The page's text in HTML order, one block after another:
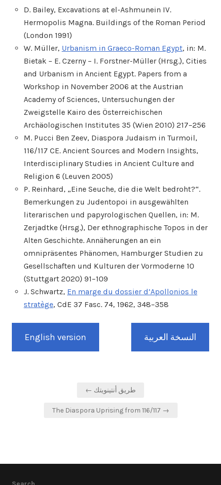
D. Bailey, Excavations at el-Ashmunein IV.
Hermopolis Magna. Buildings of the Roman Period
(London 1991)
W. Müller, Urbanism in Graeco-Roman Egypt, in: M.
Bietak – E. Czerny – I. Forstner-Müller (Hrsg.), Cities
and Urbanism in Ancient Egypt. Papers from a
Workshop in November 2006 at the Austrian
Academy of Sciences, Untersuchungen der
Zweigstelle Kairo des Österreichischen
Archäologischen Institutes 35 (Wien 2010) 217–256
M. Pucci Ben Zeev, Diaspora Judaism in Turmoil,
116/117 CE. Ancient Sources and Modern Insights,
Interdisciplinary Studies in Ancient Culture and
Religion 6 (Leuven 2005)
P. Reinhard, „Eine Seuche, die die Welt bedroht?“.
Bemerkungen zu Judentopoi in ausgewählten
literarischen und papyrologischen Quellen, in: M.
Zerjadtke (Hrsg.), Der ethnographische Topos in der
Alten Geschichte. Annäherungen an ein
omnipräsentes Phänomen, Hamburger Studien zu
Gesellschaften und Kulturen der Vormoderne 10
(Stuttgart 2020) 91–109
J. Schwartz, En marge du dossier d’Apollonios le
stratège, CdE 37 Fasc. 74, 1962, 348–358
English version النسخة العربية
← طريق أنتينويتك
The Diaspora Uprising from 116/117 →